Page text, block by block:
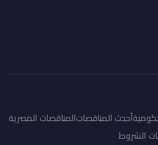
أحدث المناقصاتالمناقصات المصرية
الشروط